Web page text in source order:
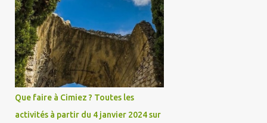
Que faire à Cimiez ? Toutes les
activités à partir du 4 janvier 2024 sur